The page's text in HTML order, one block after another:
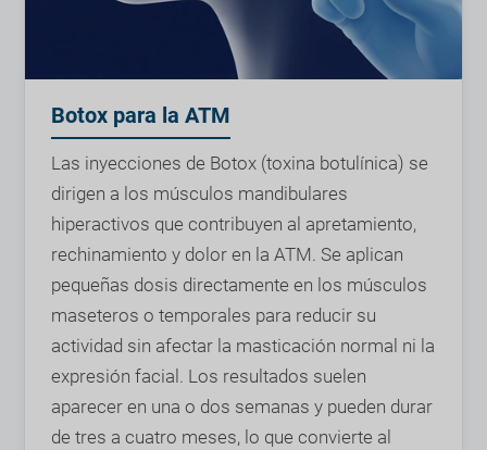
Botox para la ATM
Las inyecciones de Botox (toxina botulínica) se
dirigen a los músculos mandibulares
hiperactivos que contribuyen al apretamiento,
rechinamiento y dolor en la ATM. Se aplican
pequeñas dosis directamente en los músculos
maseteros o temporales para reducir su
actividad sin afectar la masticación normal ni la
expresión facial. Los resultados suelen
aparecer en una o dos semanas y pueden durar
de tres a cuatro meses, lo que convierte al